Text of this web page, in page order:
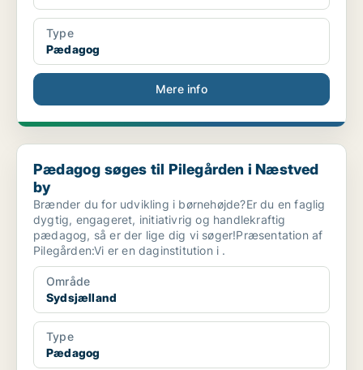
Type
Pædagog
Mere info
Pædagog søges til Pilegården i Næstved by
Pædagog søges til Pilegården i Næstved
by
Brænder du for udvikling i børnehøjde?Er du en faglig
dygtig, engageret, initiativrig og handlekraftig
pædagog, så er der lige dig vi søger!Præsentation af
Pilegården:Vi er en daginstitution i .
Område
Sydsjælland
Type
Pædagog